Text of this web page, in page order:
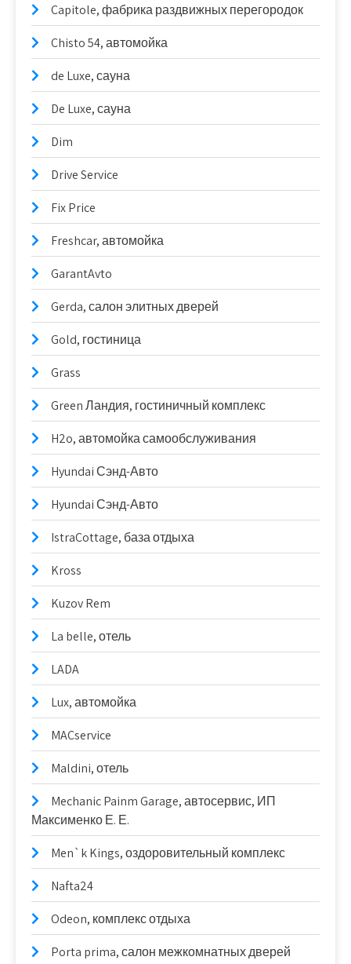
Capitole, фабрика раздвижных перегородок
Chisto 54, автомойка
de Luxe, сауна
De Luxe, сауна
Dim
Drive Service
Fix Price
Freshcar, автомойка
GarantAvto
Gerda, салон элитных дверей
Gold, гостиница
Grass
Green Ландия, гостиничный комплекс
H2o, автомойка самообслуживания
Hyundai Сэнд-Авто
Hyundai Сэнд-Авто
IstraCottage, база отдыха
Kross
Kuzov Rem
La belle, отель
LADA
Lux, автомойка
MACservice
Maldini, отель
Mechanic Painm Garage, автосервис, ИП
Максименко Е. Е.
Men`k Kings, оздоровительный комплекс
Nafta24
Odeon, комплекс отдыха
Porta prima, салон межкомнатных дверей